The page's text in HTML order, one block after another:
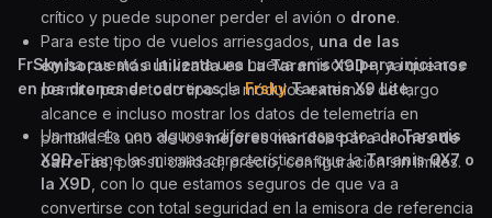
crítico y puede suponer perder el avión o drone.
Para este tipo de vuelos arriesgados, una de las
emisoras más utilizada es La Taranis X9D+, ya que nos
permite poner todo tipo de módulos externos de largo
alcance e incluso mostrar los datos de telemetría en
pantalla. Es uno de losmejores mandos para drones de
carreras, por su calidad, precio, configuración sin limites.
FrSkyha puesto a la venta una nueva emisorapara iniciarse
en los drones de carreras; laFrskyTaranis X9 Lite;
Un modelo con algunas diferencias respecto a laTaranis
X9D. Tiene las mismas características que laTaranis QX7 o
la X9D , con lo que estamos seguros de que va a
convertirse con total seguridad en la emisora de referencia